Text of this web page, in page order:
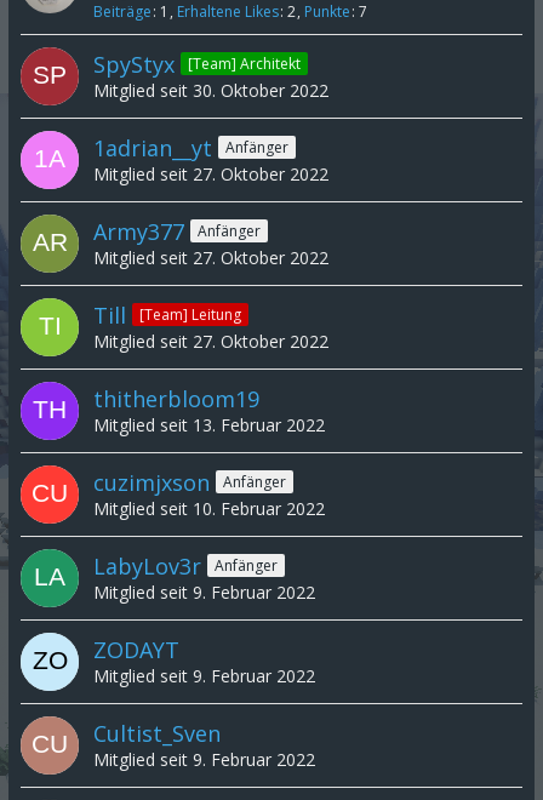
Beiträge 1 Erhaltene Likes 2 Punkte 7
SpyStyx [Team] Architekt
Mitglied seit 30. Oktober 2022
1adrian__yt Anfänger
Mitglied seit 27. Oktober 2022
Army377 Anfänger
Mitglied seit 27. Oktober 2022
Till [Team] Leitung
Mitglied seit 27. Oktober 2022
thitherbloom19
Mitglied seit 13. Februar 2022
cuzimjxson Anfänger
Mitglied seit 10. Februar 2022
LabyLov3r Anfänger
Mitglied seit 9. Februar 2022
ZODAYT
Mitglied seit 9. Februar 2022
Cultist_Sven
Mitglied seit 9. Februar 2022